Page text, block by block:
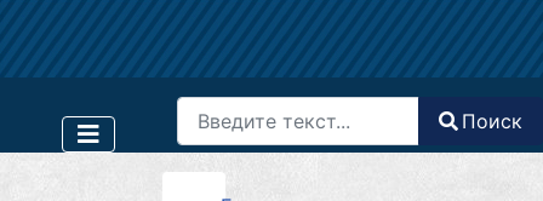
Поиск
Type 2 or more characters for results.
Поиск